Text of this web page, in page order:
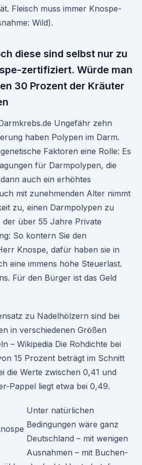
Fleisch muss immer Knospe-
Wild).
diese sind selbst nur zu
zertifiziert. Würde man
30 Prozent der Kräuter
Ungefähr zehn
haben Polypen im Darm.
Faktoren eine Rolle: Es
für Darmpolypen, die
auch ein erhöhtes
mit zunehmenden Alter nimmt
zu, einen Darmpolypen zu
über 55 Jahre Private
So kontern Sie den
Knospe, dafür haben sie in
eine immens hohe Steuerlast.
Für den Bürger ist das Geld
zu Nadelhölzern sind bei
in verschiedenen Größen
– Wikipedia Die Rohdichte bei
15 Prozent beträgt im Schnitt
die Werte zwischen 0,41 und
Pappel liegt etwa bei 0,49.
Unter natürlichen
Bedingungen wäre ganz
Deutschland – mit wenigen
Ausnahmen – mit Buchen-